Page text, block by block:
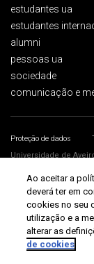
estudantes ua
estudantes
alumni
pessoas ua
sociedade
comunicação e
Proteção de dados
Universidade de
Ao aceitar a
deverá ter em
cookies no seu
utilização e a
alterar as
de cookies